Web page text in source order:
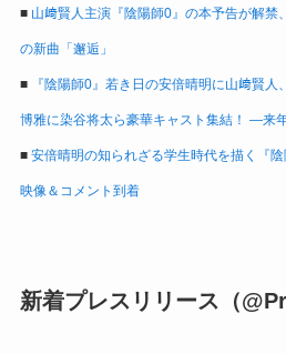
■ 山﨑賢人主演『陰陽師0』の本予告が解禁
の新曲「邂逅」
■ 『陰陽師0』若き日の安倍晴明に山﨑賢
博雅に染谷将太ら豪華キャスト集結！ ―来
■ 安倍晴明の知られざる学生時代を描く『
映像＆コメント到着
新着プレスリリース（